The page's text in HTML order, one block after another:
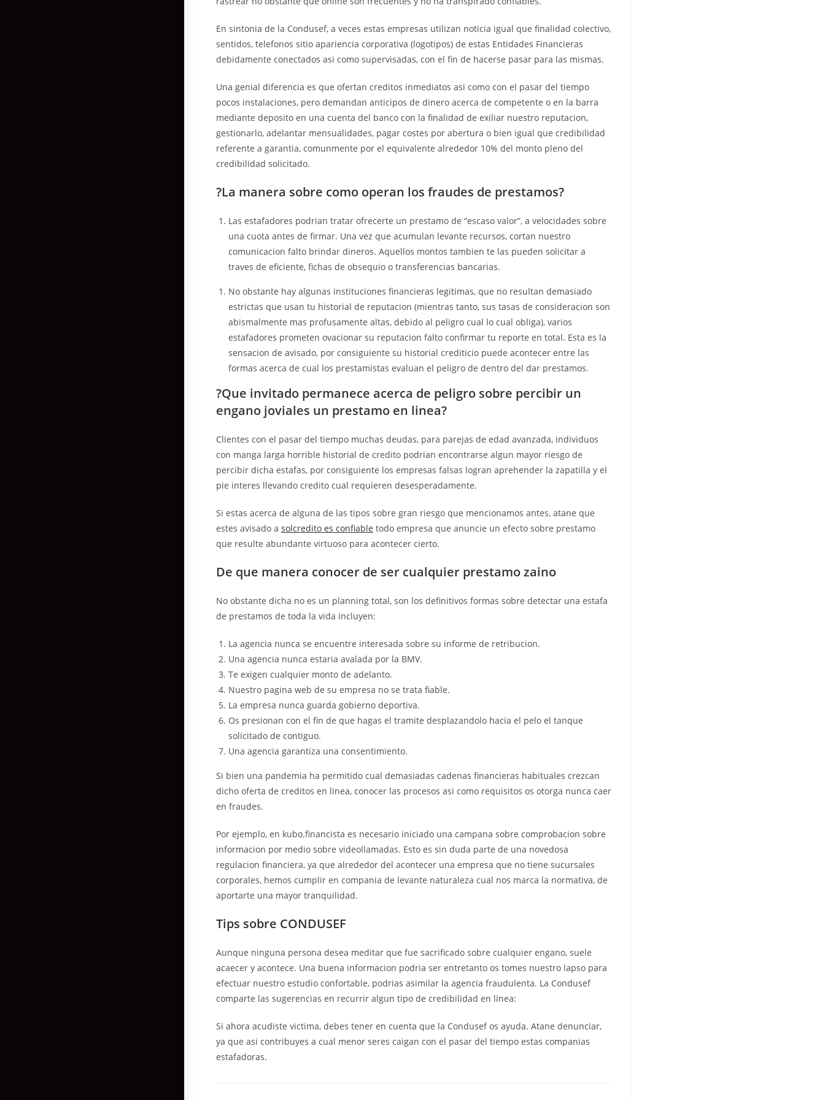
En sintonia de la Condusef, a veces estas empresas utilizan noticia igual que finalidad colectivo,
sentidos, telefonos sitio apariencia corporativa (logotipos) de estas Entidades Financieras
debidamente conectados asi­ como supervisadas, con el fin de hacerse pasar para las mismas.
Una genial diferencia es que ofertan creditos inmediatos asi­ como con el pasar del tiempo
pocos instalaciones, pero demandan anticipos de dinero acerca de competente o en la barra
mediante deposito en una cuenta del banco con la finalidad de exiliar nuestro reputacion,
gestionarlo, adelantar mensualidades, pagar costes por abertura o bien igual que credibilidad
referente a garantia, comunmente por el equivalente alrededor 10% del monto pleno del
credibilidad solicitado.
?La manera sobre como operan los fraudes de prestamos?
Las estafadores podrian tratar ofrecerte un prestamo de “escaso valor”, a velocidades sobre
una cuota antes de firmar. Una vez que acumulan levante recursos, cortan nuestro
comunicacion falto brindar dineros. Aquellos montos tambien te las pueden solicitar a
traves de eficiente, fichas de obsequio o transferencias bancarias.
No obstante hay algunas instituciones financieras legitimas, que no resultan demasiado
estrictas que usan tu historial de reputacion (mientras tanto, sus tasas de consideracion son
abismalmente mas profusamente altas, debido al peligro cual lo cual obliga), varios
estafadores prometen ovacionar su reputacion falto confirmar tu reporte en total. Esta es la
sensacion de avisado, por consiguiente su historial crediticio puede acontecer entre las
formas acerca de cual los prestamistas evaluan el peligro de dentro del dar prestamos.
?Que invitado permanece acerca de peligro sobre percibir un
engano joviales un prestamo en linea?
Clientes con el pasar del tiempo muchas deudas, para parejas de edad avanzada, individuos
con manga larga horrible historial de credito podrian encontrarse algun mayor riesgo de
percibir dicha estafas, por consiguiente los empresas falsas logran aprehender la zapatilla y el
pie interes llevando credito cual requieren desesperadamente.
Si estas acerca de alguna de las tipos sobre gran riesgo que mencionamos antes, atane que
estes avisado asolcredito es confiable todo empresa que anuncie un efecto sobre prestamo
que resulte abundante virtuoso para acontecer cierto.
De que manera conocer de ser cualquier prestamo zaino
No obstante dicha no es un planning total, son los definitivos formas sobre detectar una estafa
de prestamos de toda la vida incluyen:
La agencia nunca se encuentre interesada sobre su informe de retribucion.
Una agencia nunca estaria avalada por la BMV.
Te exigen cualquier monto de adelanto.
Nuestro pagina web de su empresa no se trata fiable.
La empresa nunca guarda gobierno deportiva.
Os presionan con el fin de que hagas el tramite desplazandolo hacia el pelo el tanque
solicitado de contiguo.
Una agencia garantiza una consentimiento.
Si bien una pandemia ha permitido cual demasiadas cadenas financieras habituales crezcan
dicho oferta de creditos en linea, conocer las procesos asi­ como requisitos os otorga nunca caer
en fraudes.
Por ejemplo, en kubo.financista es necesario iniciado una campana sobre comprobacion sobre
informacion por medio sobre videollamadas. Esto es sin duda parte de una novedosa
regulacion financiera, ya que alrededor del acontecer una empresa que no tiene sucursales
corporales, hemos cumplir en compania de levante naturaleza cual nos marca la normativa, de
aportarte una mayor tranquilidad.
Tips sobre CONDUSEF
Aunque ninguna persona desea meditar que fue sacrificado sobre cualquier engano, suele
acaecer y acontece. Una buena informacion podri­a ser entretanto os tomes nuestro lapso para
efectuar nuestro estudio confortable, podrias asimilar la agencia fraudulenta. La Condusef
comparte las sugerencias en recurrir algun tipo de credibilidad en linea:
Si ahora acudiste victima, debes tener en cuenta que la Condusef os ayuda. Atane denunciar,
ya que asi contribuyes a cual menor seres caigan con el pasar del tiempo estas companias
estafadoras.